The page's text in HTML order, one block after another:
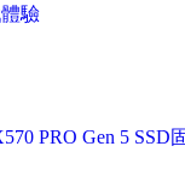
驗
PRO Gen 5 SSD